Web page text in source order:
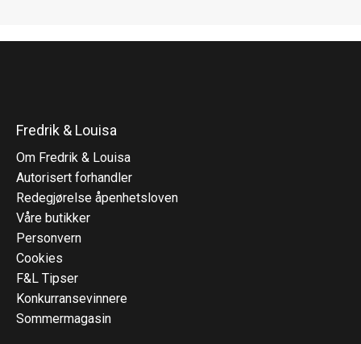
Fredrik & Louisa
Om Fredrik & Louisa
Autorisert forhandler
Redegjørelse åpenhetsloven
Våre butikker
Personvern
Cookies
F&L Tipser
Konkurransevinnere
Sommermagasin